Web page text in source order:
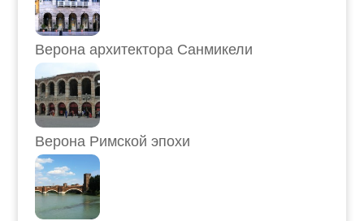
Верона архитектора Санмикели
Верона Римской эпохи